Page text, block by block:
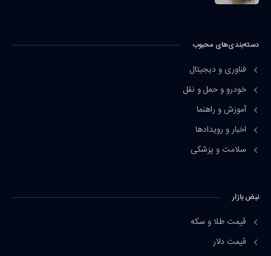
دسته‌بندی‌های محبوب
فناوری و دیجیتال
خودرو و حمل و نقل
آموزش و راهنما
اخبار و رویدادها
سلامت و پزشکی
نبض بازار
قیمت طلا و سکه
قیمت دلار